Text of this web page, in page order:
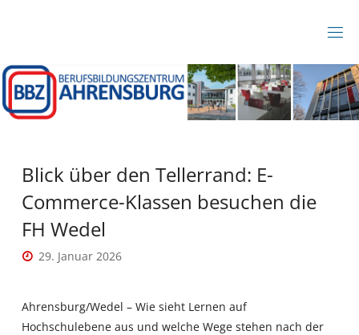
BZ
A
HR
B
R
Blick über den Tellerrand: E-
Commerce-Klassen besuchen die
FH Wedel
29. Januar 2026
Ahrensburg/Wedel – Wie sieht Lernen auf
Hochschulebene aus und welche Wege stehen nach der